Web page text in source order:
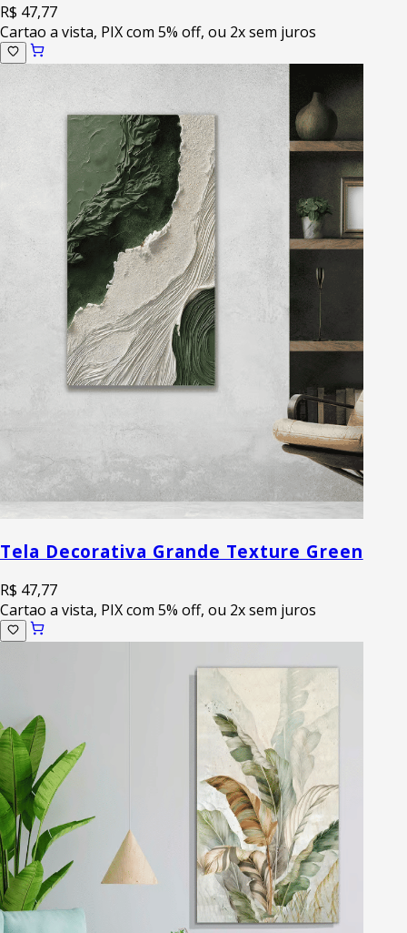
R$ 47,77
Cartao a vista, PIX com 5% off, ou 2x sem juros
Tela Decorativa Grande Texture Green
R$ 47,77
Cartao a vista, PIX com 5% off, ou 2x sem juros